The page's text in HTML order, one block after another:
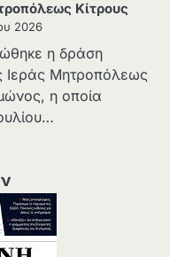
Κίτρους
2026
η δράση
Ιεράς Μητροπόλεως
η οποία